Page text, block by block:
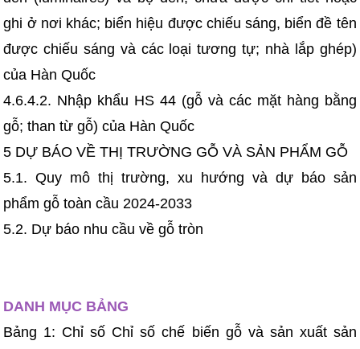
ghi ở nơi khác; biển hiệu được chiếu sáng, biển đề tên
được chiếu sáng và các loại tương tự; nhà lắp ghép)
của Hàn Quốc
4.6.4.2. Nhập khẩu HS 44 (gỗ và các mặt hàng bằng
gỗ; than từ gỗ) của Hàn Quốc
5 DỰ BÁO VỀ THỊ TRƯỜNG GỖ VÀ SẢN PHẨM GỖ
5.1. Quy mô thị trường, xu hướng và dự báo sản
phẩm gỗ toàn cầu 2024-2033
5.2. Dự báo nhu cầu về gỗ tròn
DANH MỤC BẢNG
Bảng 1: Chỉ số Chỉ số chế biến gỗ và sản xuất sản